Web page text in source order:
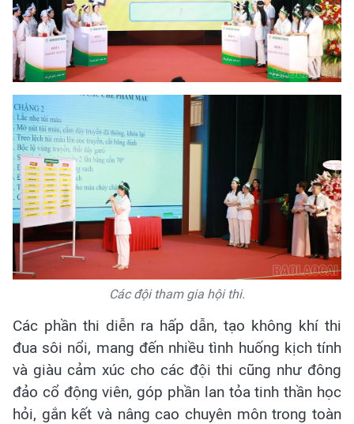
Các đội tham gia hội thi.
Các phần thi diễn ra hấp dẫn, tạo không khí thi
đua sôi nổi, mang đến nhiều tình huống kịch tính
và giàu cảm xúc cho các đội thi cũng như đông
đảo cổ động viên, góp phần lan tỏa tinh thần học
hỏi, gắn kết và nâng cao chuyên môn trong toàn